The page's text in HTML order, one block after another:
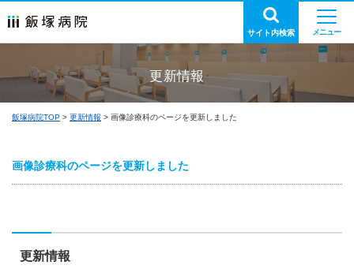
サイト内検索
更新情報
飯塚病院TOP 更新情報 画像診療科のページを更新しました
画像診療科のページを更新しました
更新情報